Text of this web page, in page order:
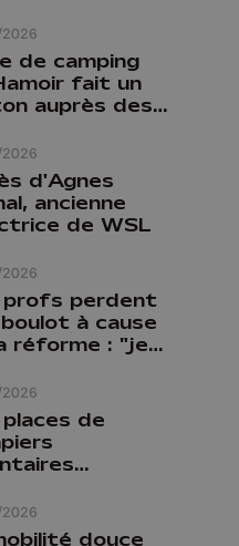
pour le
de camping
fait un
auprès des
d'Agnes
ancienne
de WSL
profs perdent
à cause
réforme : "je
prof que
de
de Liège :
qui
douce